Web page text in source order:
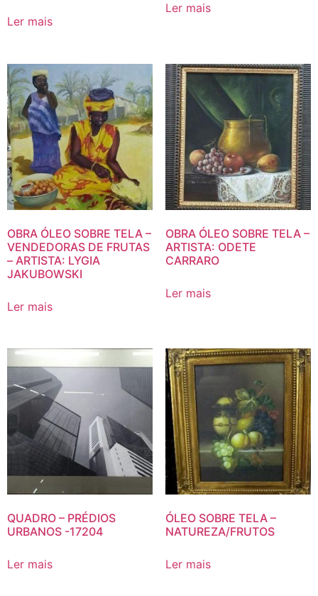
Ler mais
Ler mais
OBRA ÓLEO SOBRE TELA –
VENDEDORAS DE FRUTAS
– ARTISTA: LYGIA
JAKUBOWSKI
Ler mais
OBRA ÓLEO SOBRE TELA –
ARTISTA: ODETE
CARRARO
Ler mais
QUADRO – PRÉDIOS
URBANOS -17204
Ler mais
ÓLEO SOBRE TELA –
NATUREZA/FRUTOS
Ler mais